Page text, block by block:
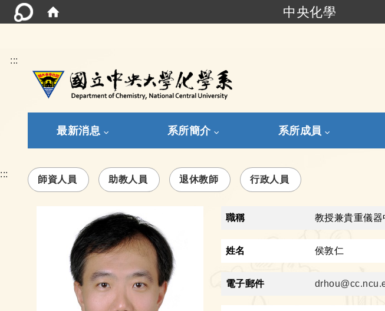
中央化學
:::
最新消息 系所簡介 系所成員
:::
師資人員 助教人員 退休教師 行政人員
職稱 教授兼貴重儀
姓名 侯敦仁
電子郵件